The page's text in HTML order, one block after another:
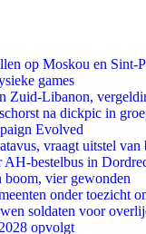
op Moskou en Sint-
games
Zuid-Libanon,
na dickpic in
Evolved
vraagt uitstel van
bestelbus in
boom, vier gewonden
onder toezicht
soldaten voor
opvolgt